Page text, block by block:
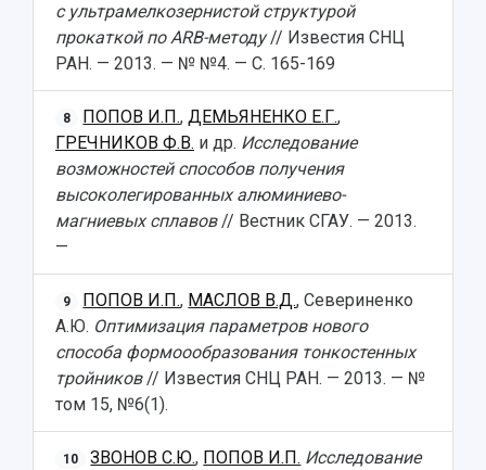
с ультрамелкозернистой структурой
прокаткой по АRB-методу// Известия СНЦ
РАН. — 2013. — № №4. — С. 165-169
8 ПОПОВ И.П.,ДЕМЬЯНЕНКО Е.Г.,
ГРЕЧНИКОВ Ф.В. и др. Исследование
возможностей способов получения
высоколегированных алюминиево-
магниевых сплавов// Вестник СГАУ. — 2013.
—
9 ПОПОВ И.П., МАСЛОВ В.Д., Севериненко
А.Ю. Оптимизация параметров нового
способа формоообразования тонкостенных
тройников// Известия СНЦ РАН. — 2013. — №
том 15, №6(1).
10 ЗВОНОВ С.Ю., ПОПОВ И.П. Исследование